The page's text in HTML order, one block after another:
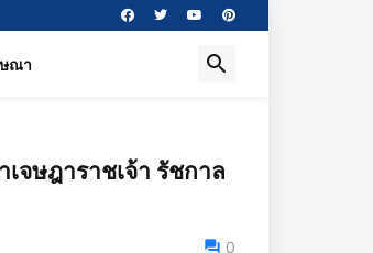
ษณา
จษฎาราชเจ้า รัชกาล
0